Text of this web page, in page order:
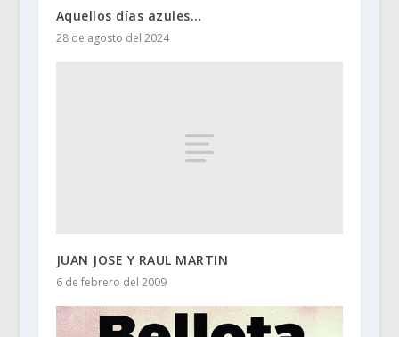
Aquellos días azules…
28 de agosto del 2024
JUAN JOSE Y RAUL MARTIN
6 de febrero del 2009